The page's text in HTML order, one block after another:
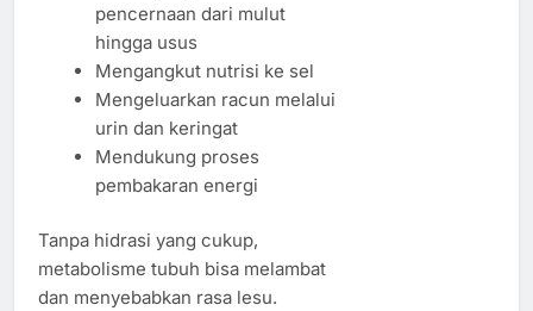
pencernaan dari mulut
hingga usus
Mengangkut nutrisi ke sel
Mengeluarkan racun melalui
urin dan keringat
Mendukung proses
pembakaran energi
Tanpa hidrasi yang cukup,
metabolisme tubuh bisa melambat
dan menyebabkan rasa lesu.